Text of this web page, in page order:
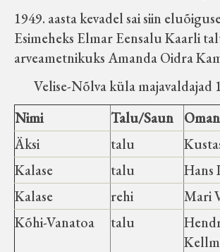
1949. aasta kevadel sai siin
Esimeheks Elmar Eensalu Kaarli
arveametnikuks Amanda Oidra
Velise-Nõlva küla majavaldajad
Nimi
Talu/Saun
Äksi
talu
Kalase
talu
Hans
Kalase
rehi
Mari
Kõhi-Vanatoa
talu